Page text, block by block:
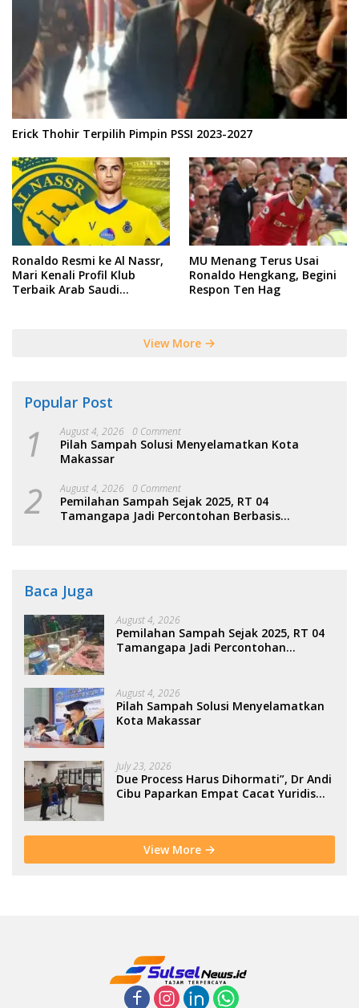
Erick Thohir Terpilih Pimpin PSSI 2023-2027
Ronaldo Resmi ke Al Nassr,
Mari Kenali Profil Klub
Terbaik Arab Saudi
MU Menang Terus Usai
Ronaldo Hengkang, Begini
Respon Ten Hag
View More
Popular Post
1 August 4, 2026 0 Comment
Pilah Sampah Solusi Menyelamatkan Kota
Makassar
2 August 4, 2026 0 Comment
Pemilahan Sampah Sejak 2025, RT 04
Tamangapa Jadi Percontohan Berbasis
Baca Juga
August 4, 2026
Pemilahan Sampah Sejak 2025, RT 04
Tamangapa Jadi Percontohan
August 4, 2026
Pilah Sampah Solusi Menyelamatkan
Kota Makassar
July 23, 2026
Due Process Harus Dihormati”, Dr Andi
Cibu Paparkan Empat Cacat Yuridis
View More